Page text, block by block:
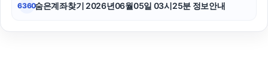
6360숨은계좌찾기 2026년06월05일 03시25분 정보안내